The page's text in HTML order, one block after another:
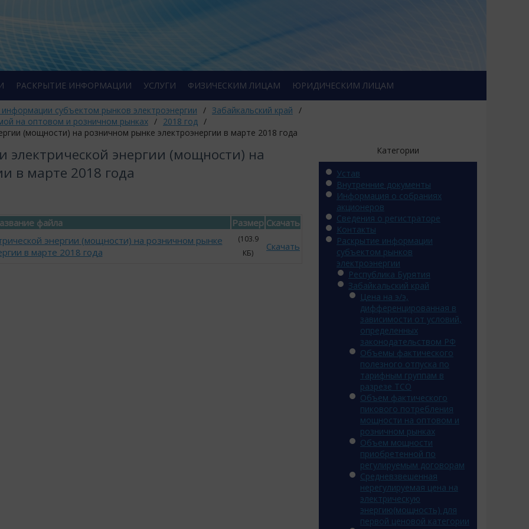
РАСКРЫТИЕ ИНФОРМАЦИИ УСЛУГИ ФИЗИЧЕСКИМ ЛИЦАМ ЮРИДИЧЕСКИМ ЛИЦАМ
информации субъектом рынков электроэнергии / Забайкальский край /
на оптовом и розничном рынках / 2018 год /
(мощности) на розничном рынке электроэнергии в марте 2018 года
энергии (мощности) на
в марте 2018 года
файла Размер Скачать
энергии (мощности) на розничном рынке
в марте 2018 года
(103.9
КБ)
Скачать
Категории
Устав
Внутренние документы
Информация о собраниях
акционеров
Сведения о регистраторе
Контакты
Раскрытие информации
субъектом рынков
электроэнергии
Республика Бурятия
Забайкальский край
Цена на э/э,
дифференцированная в
зависимости от условий,
определенных
законодательством РФ
Объемы фактического
полезного отпуска по
тарифным группам в
разрезе ТСО
Объем фактического
пикового потребления
мощности на оптовом и
розничном рынках
Объем мощности
приобретенной по
регулируемым договорам
Средневзвешенная
нерегулируемая цена на
электрическую
энергию(мощность) для
первой ценовой категории